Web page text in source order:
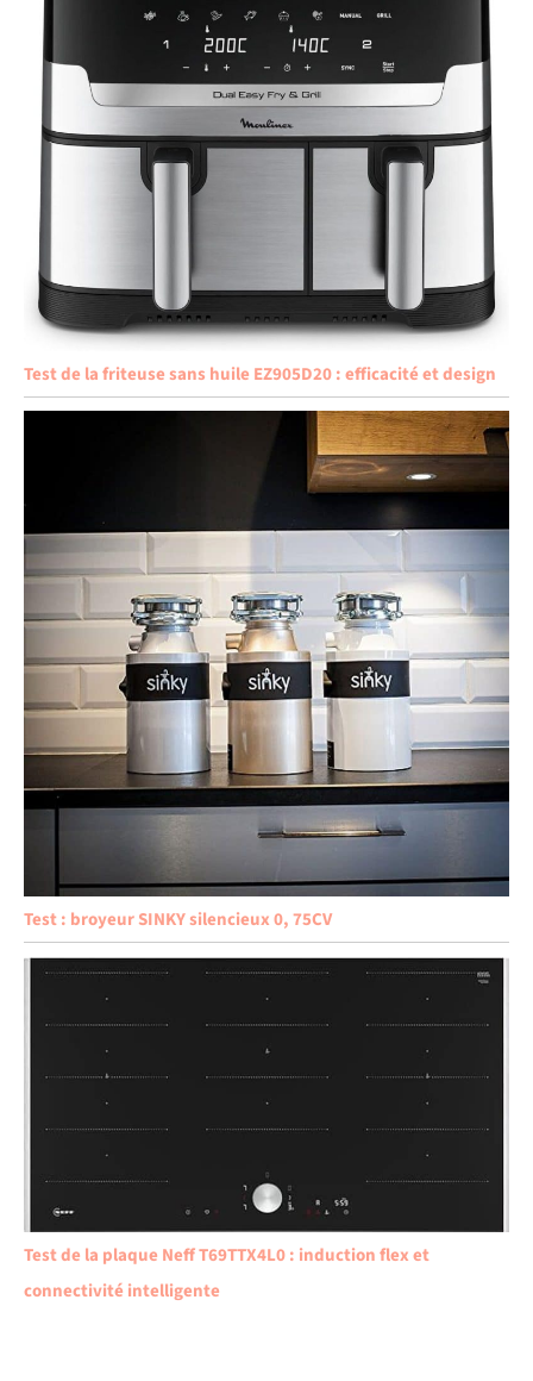
Test de la friteuse sans huile EZ905D20 : efficacité et design
Test : broyeur SINKY silencieux 0, 75CV
Test de la plaque Neff T69TTX4L0 : induction flex et
connectivité intelligente